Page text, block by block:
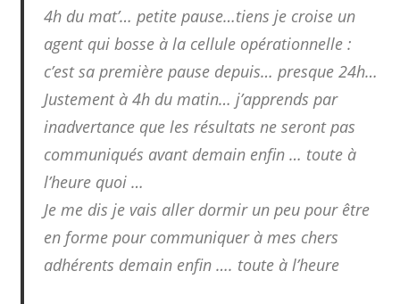
4h du mat’… petite pause…tiens je croise un
agent qui bosse à la cellule opérationnelle :
c’est sa première pause depuis… presque 24h…
Justement à 4h du matin… j’apprends par
inadvertance que les résultats ne seront pas
communiqués avant demain enfin … toute à
l’heure quoi …
Je me dis je vais aller dormir un peu pour être
en forme pour communiquer à mes chers
adhérents demain enfin …. toute à l’heure